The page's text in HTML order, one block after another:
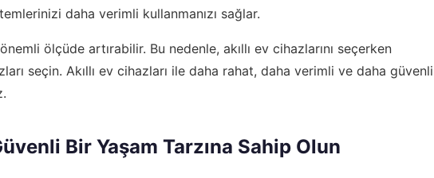
daha verimli kullanmanızı sağlar.
ölçüde artırabilir. Bu nedenle, akıllı ev cihazlarını seçerken
seçin. Akıllı ev cihazları ile daha rahat, daha verimli ve daha güvenli
Bir Yaşam Tarzına Sahip Olun